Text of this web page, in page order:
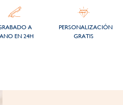
A
EN 24H
PERSONALIZACIÓN
GRATIS